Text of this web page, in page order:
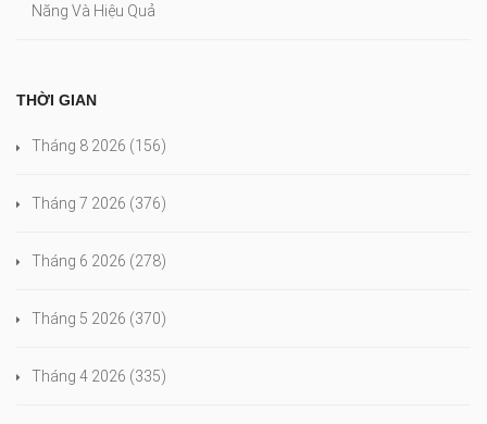
Năng Và Hiệu Quả
THỜI GIAN
Tháng 8 2026 (156)
Tháng 7 2026 (376)
Tháng 6 2026 (278)
Tháng 5 2026 (370)
Tháng 4 2026 (335)